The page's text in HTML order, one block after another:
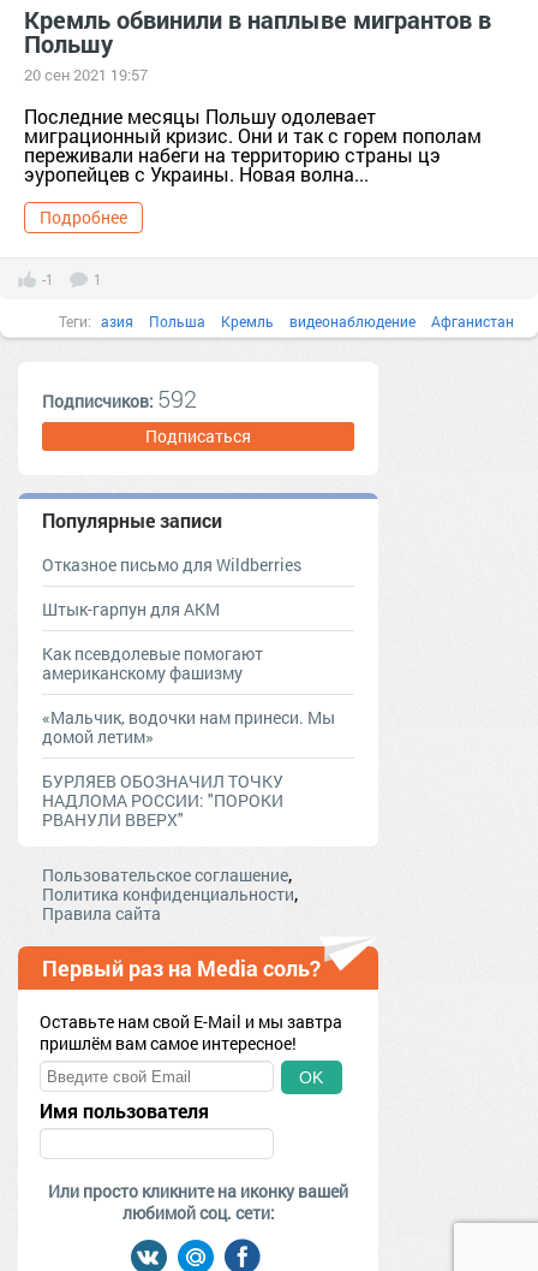
Кремль обвинили в наплыве мигрантов в
Польшу
20 сен 2021 19:57
Последние месяцы Польшу одолевает
миграционный кризис. Они и так с горем пополам
переживали набеги на территорию страны цэ
эуропейцев с Украины. Новая волна...
Подробнее
-1 1
Теги: азия Польша Кремль видеонаблюдение Афганистан
Подписчиков: 592
Подписаться
Популярные записи
Отказное письмо для Wildberries
Штык-гарпун для АКМ
Как псевдолевые помогают
американскому фашизму
«Мальчик, водочки нам принеси. Мы
домой летим»
БУРЛЯЕВ ОБОЗНАЧИЛ ТОЧКУ
НАДЛОМА РОССИИ: "ПОРОКИ
РВАНУЛИ ВВЕРХ"
Пользовательское соглашение,
Политика конфиденциальности,
Правила сайта
Первый раз на Media соль?
Оставьте нам свой E-Mail и мы завтра
пришлём вам самое интересное!
OK
Имя пользователя
Или просто кликните на иконку вашей
любимой соц. сети: